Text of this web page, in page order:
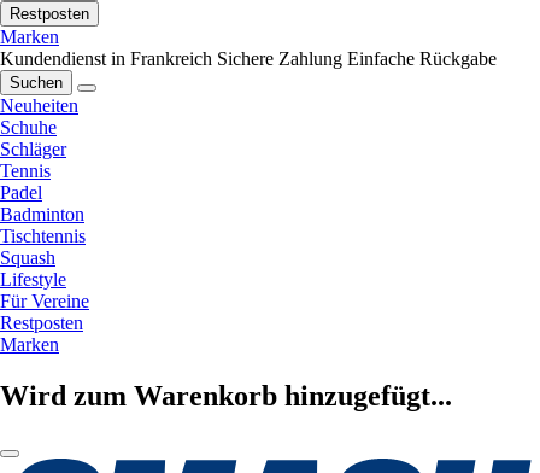
Restposten
Marken
Kundendienst in Frankreich Sichere Zahlung Einfache Rückgabe
Suchen
Neuheiten
Schuhe
Schläger
Tennis
Padel
Badminton
Tischtennis
Squash
Lifestyle
Für Vereine
Restposten
Marken
Wird zum Warenkorb hinzugefügt...